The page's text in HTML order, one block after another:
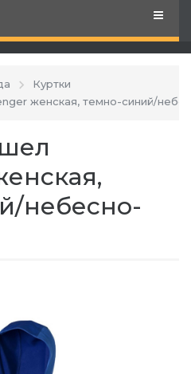
Куртки
женская, темно-синий/
небесно-